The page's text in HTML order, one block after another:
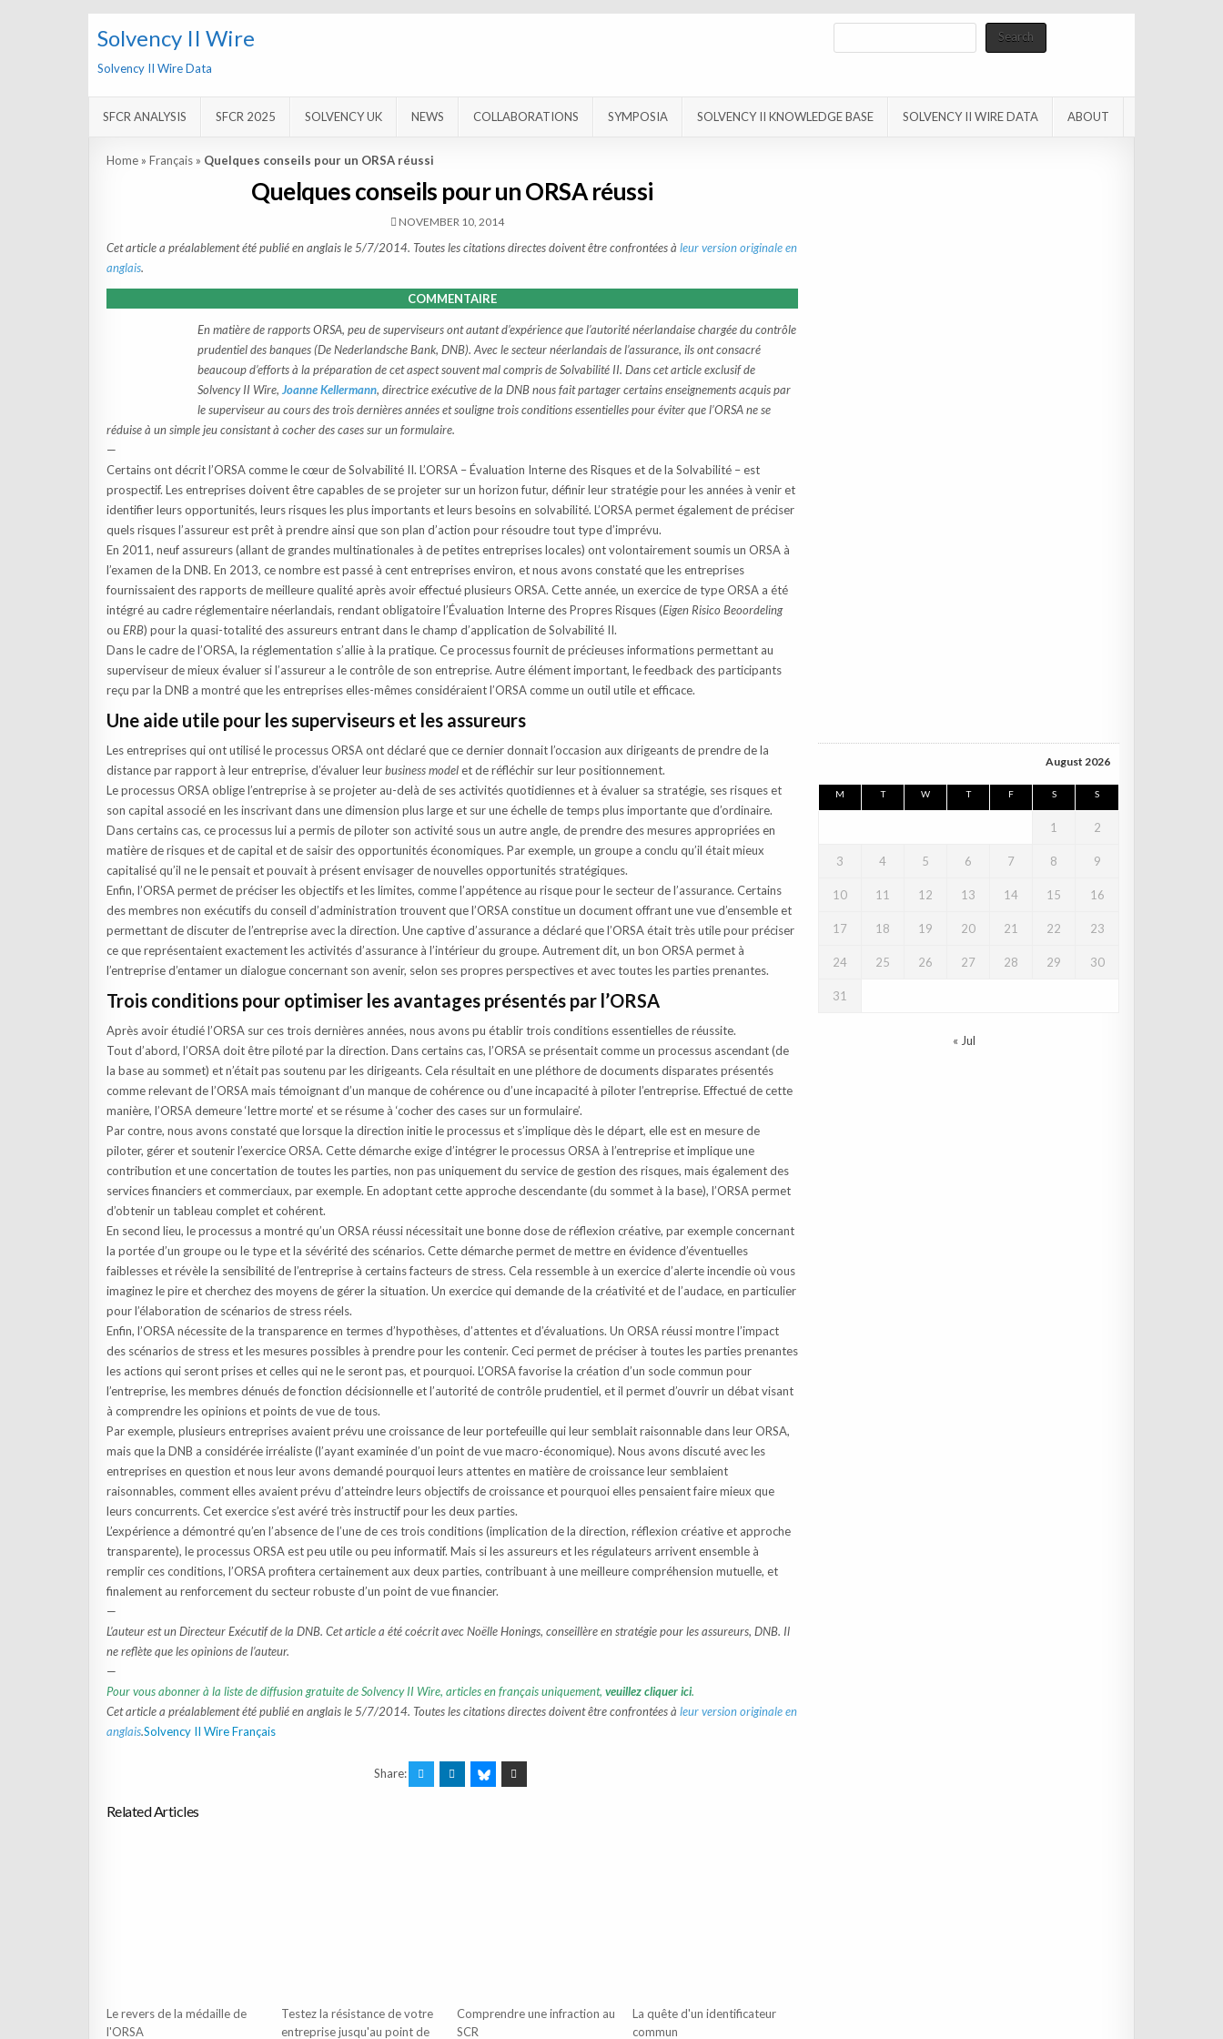
Solvency II Wire
Solvency II Wire Data
Search
SFCR ANALYSIS SFCR 2025 SOLVENCY UK NEWS COLLABORATIONS SYMPOSIA SOLVENCY II KNOWLEDGE BASE SOLVENCY II WIRE DATA ABOUT
Home» Français» Quelques conseils pour un ORSA réussi
Quelques conseils pour un ORSA réussi
NOVEMBER 10, 2014
Cet article a préalablement été publié en anglais le 5/7/2014. Toutes les citations directes doivent être confrontées à leur version originale en
anglais.
COMMENTAIRE
En matière de rapports ORSA, peu de superviseurs ont autant d’expérience que l’autorité néerlandaise chargée du contrôle
prudentiel des banques (De Nederlandsche Bank, DNB). Avec le secteur néerlandais de l’assurance, ils ont consacré
beaucoup d’efforts à la préparation de cet aspect souvent mal compris de Solvabilité II. Dans cet article exclusif de
Solvency II Wire, Joanne Kellermann, directrice exécutive de la DNB nous fait partager certains enseignements acquis par
le superviseur au cours des trois dernières années et souligne trois conditions essentielles pour éviter que l’ORSA ne se
réduise à un simple jeu consistant à cocher des cases sur un formulaire.
—
Certains ont décrit l’ORSA comme le cœur de Solvabilité II. L’ORSA – Évaluation Interne des Risques et de la Solvabilité – est
prospectif. Les entreprises doivent être capables de se projeter sur un horizon futur, définir leur stratégie pour les années à venir et
identifier leurs opportunités, leurs risques les plus importants et leurs besoins en solvabilité. L’ORSA permet également de préciser
quels risques l’assureur est prêt à prendre ainsi que son plan d’action pour résoudre tout type d’imprévu.
En 2011, neuf assureurs (allant de grandes multinationales à de petites entreprises locales) ont volontairement soumis un ORSA à
l’examen de la DNB. En 2013, ce nombre est passé à cent entreprises environ, et nous avons constaté que les entreprises
fournissaient des rapports de meilleure qualité après avoir effectué plusieurs ORSA. Cette année, un exercice de type ORSA a été
intégré au cadre réglementaire néerlandais, rendant obligatoire l’Évaluation Interne des Propres Risques (Eigen Risico Beoordeling
ou ERB) pour la quasi-totalité des assureurs entrant dans le champ d’application de Solvabilité II.
Dans le cadre de l’ORSA, la réglementation s’allie à la pratique. Ce processus fournit de précieuses informations permettant au
superviseur de mieux évaluer si l’assureur a le contrôle de son entreprise. Autre élément important, le feedback des participants
reçu par la DNB a montré que les entreprises elles-mêmes considéraient l’ORSA comme un outil utile et efficace.
Une aide utile pour les superviseurs et les assureurs
Les entreprises qui ont utilisé le processus ORSA ont déclaré que ce dernier donnait l’occasion aux dirigeants de prendre de la
distance par rapport à leur entreprise, d’évaluer leurbusiness modelet de réfléchir sur leur positionnement.
Le processus ORSA oblige l’entreprise à se projeter au-delà de ses activités quotidiennes et à évaluer sa stratégie, ses risques et
son capital associé en les inscrivant dans une dimension plus large et sur une échelle de temps plus importante que d’ordinaire.
Dans certains cas, ce processus lui a permis de piloter son activité sous un autre angle, de prendre des mesures appropriées en
matière de risques et de capital et de saisir des opportunités économiques. Par exemple, un groupe a conclu qu’il était mieux
capitalisé qu’il ne le pensait et pouvait à présent envisager de nouvelles opportunités stratégiques.
Enfin, l’ORSA permet de préciser les objectifs et les limites, comme l’appétence au risque pour le secteur de l’assurance. Certains
des membres non exécutifs du conseil d’administration trouvent que l’ORSA constitue un document offrant une vue d’ensemble et
permettant de discuter de l’entreprise avec la direction. Une captive d’assurance a déclaré que l’ORSA était très utile pour préciser
ce que représentaient exactement les activités d’assurance à l’intérieur du groupe. Autrement dit, un bon ORSA permet à
l’entreprise d’entamer un dialogue concernant son avenir, selon ses propres perspectives et avec toutes les parties prenantes.
Trois conditions pour optimiser les avantages présentés par l’ORSA
Après avoir étudié l’ORSA sur ces trois dernières années, nous avons pu établir trois conditions essentielles de réussite.
Tout d’abord, l’ORSA doit être piloté par la direction. Dans certains cas, l’ORSA se présentait comme un processus ascendant (de
la base au sommet) et n’était pas soutenu par les dirigeants. Cela résultait en une pléthore de documents disparates présentés
comme relevant de l’ORSA mais témoignant d’un manque de cohérence ou d’une incapacité à piloter l’entreprise. Effectué de cette
manière, l’ORSA demeure ‘lettre morte’ et se résume à ‘cocher des cases sur un formulaire’.
Par contre, nous avons constaté que lorsque la direction initie le processus et s’implique dès le départ, elle est en mesure de
piloter, gérer et soutenir l’exercice ORSA. Cette démarche exige d’intégrer le processus ORSA à l’entreprise et implique une
contribution et une concertation de toutes les parties, non pas uniquement du service de gestion des risques, mais également des
services financiers et commerciaux, par exemple. En adoptant cette approche descendante (du sommet à la base), l’ORSA permet
d’obtenir un tableau complet et cohérent.
En second lieu, le processus a montré qu’un ORSA réussi nécessitait une bonne dose de réflexion créative, par exemple concernant
la portée d’un groupe ou le type et la sévérité des scénarios. Cette démarche permet de mettre en évidence d’éventuelles
faiblesses et révèle la sensibilité de l’entreprise à certains facteurs de stress. Cela ressemble à un exercice d’alerte incendie où vous
imaginez le pire et cherchez des moyens de gérer la situation. Un exercice qui demande de la créativité et de l’audace, en particulier
pour l’élaboration de scénarios de stress réels.
Enfin, l’ORSA nécessite de la transparence en termes d’hypothèses, d’attentes et d’évaluations. Un ORSA réussi montre l’impact
des scénarios de stress et les mesures possibles à prendre pour les contenir. Ceci permet de préciser à toutes les parties prenantes
les actions qui seront prises et celles qui ne le seront pas, et pourquoi. L’ORSA favorise la création d’un socle commun pour
l’entreprise, les membres dénués de fonction décisionnelle et l’autorité de contrôle prudentiel, et il permet d’ouvrir un débat visant
à comprendre les opinions et points de vue de tous.
Par exemple, plusieurs entreprises avaient prévu une croissance de leur portefeuille qui leur semblait raisonnable dans leur ORSA,
mais que la DNB a considérée irréaliste (l’ayant examinée d’un point de vue macro-économique). Nous avons discuté avec les
entreprises en question et nous leur avons demandé pourquoi leurs attentes en matière de croissance leur semblaient
raisonnables, comment elles avaient prévu d’atteindre leurs objectifs de croissance et pourquoi elles pensaient faire mieux que
leurs concurrents. Cet exercice s’est avéré très instructif pour les deux parties.
L’expérience a démontré qu’en l’absence de l’une de ces trois conditions (implication de la direction, réflexion créative et approche
transparente), le processus ORSA est peu utile ou peu informatif. Mais si les assureurs et les régulateurs arrivent ensemble à
remplir ces conditions, l’ORSA profitera certainement aux deux parties, contribuant à une meilleure compréhension mutuelle, et
finalement au renforcement du secteur robuste d’un point de vue financier.
—
L’auteur est un Directeur Exécutif de la DNB. Cet article a été coécrit avec Noëlle Honings, conseillère en stratégie pour les assureurs, DNB. Il
ne reflète que les opinions de l’auteur.
—
Pour vous abonner à la liste de diffusion gratuite de Solvency II Wire, articles en français uniquement, veuillez cliquer ici.
Cet article a préalablement été publié en anglais le 5/7/2014. Toutes les citations directes doivent être confrontées à leur version originale en
anglais.Solvency II Wire Français
Share:
Related Articles
Le revers de la médaille de
l'ORSA
Testez la résistance de votre
entreprise jusqu'au point de
Comprendre une infraction au
SCR
La quête d'un identificateur
commun
August 2026
M T W T F S S
1 2
3 4 5 6 7 8 9
10 11 12 13 14 15 16
17 18 19 20 21 22 23
24 25 26 27 28 29 30
31
« Jul